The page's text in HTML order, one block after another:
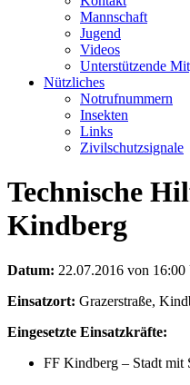
Mannschaft
Jugend
Videos
Unterstützende
Nützliches
Notrufnummern
Insekten
Links
Zivilschutzsignale
Technische
Kindberg
Datum: 22.07.2016 von
Einsatzort: Grazerstraße,
Eingesetzte Einsatzkräfte:
FF Kindberg – Stadt mit